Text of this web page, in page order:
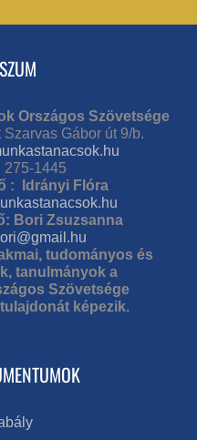
Országos Szövetsége
Gábor út 9/b.
275-1445
: Idrányi Flóra
Bori Zsuzsanna
tudományos és
tanulmányok a
Szövetsége
képezik.